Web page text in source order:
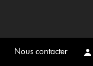
Nous contacter